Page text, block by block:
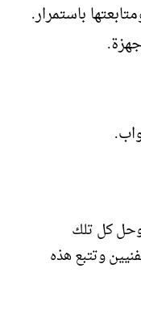
باستمرار.
كل تلك
وتتبع هذه